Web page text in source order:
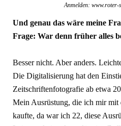
Anmelden:
Und genau das wäre meine
Frage: War denn früher alles
Besser nicht. Aber anders.
Die Digitalisierung hat den
Zeitschriftenfotografie ab etwa
Mein Ausrüstung, die ich mir mit
kaufte, da war ich 22, diese